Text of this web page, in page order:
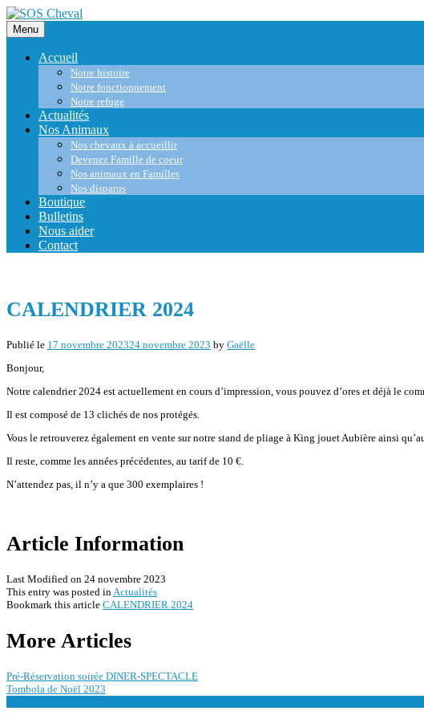
Skip
to
content
Menu
Accueil
Notre histoire
Notre fonctionnement
Notre refuge
Actualités
Nos Animaux
Nos chevaux à accueillir
Devenez Famille de coeur
Nos animaux en Familles
Nos disparus
Boutique
Bulletins
Nous aider
Contact
CALENDRIER 2024
Publié le 17 novembre 202324 novembre 2023 by Gaëlle
Bonjour,
Notre calendrier 2024 est actuellement en cours d’impression, vous pouvez d’ores et déjà le
Il est composé de 13 clichés de nos protégés.
Vous le retrouverez également en vente sur notre stand de pliage à King jouet Aubière ainsi
Il reste, comme les années précédentes, au tarif de 10 €.
N’attendez pas, il n’y a que 300 exemplaires !
Article Information
Last Modified on 24 novembre 2023
This entry was posted inActualités
Bookmark this article CALENDRIER 2024
Post
navigation
More Articles
Pré-Réservation soirée DINER-SPECTACLE
Tombola de Noël 2023